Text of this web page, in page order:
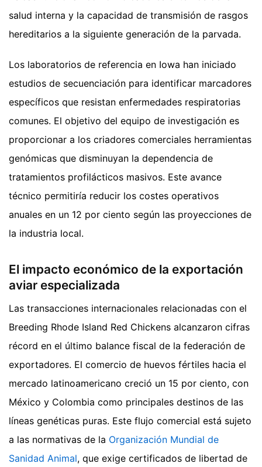
salud interna y la capacidad de transmisión de rasgos
hereditarios a la siguiente generación de la parvada.
Los laboratorios de referencia en Iowa han iniciado
estudios de secuenciación para identificar marcadores
específicos que resistan enfermedades respiratorias
comunes. El objetivo del equipo de investigación es
proporcionar a los criadores comerciales herramientas
genómicas que disminuyan la dependencia de
tratamientos profilácticos masivos. Este avance
técnico permitiría reducir los costes operativos
anuales en un 12 por ciento según las proyecciones de
la industria local.
El impacto económico de la exportación
aviar especializada
Las transacciones internacionales relacionadas con el
Breeding Rhode Island Red Chickens alcanzaron cifras
récord en el último balance fiscal de la federación de
exportadores. El comercio de huevos fértiles hacia el
mercado latinoamericano creció un 15 por ciento, con
México y Colombia como principales destinos de las
líneas genéticas puras. Este flujo comercial está sujeto
a las normativas de la Organización Mundial de
Sanidad Animal, que exige certificados de libertad de